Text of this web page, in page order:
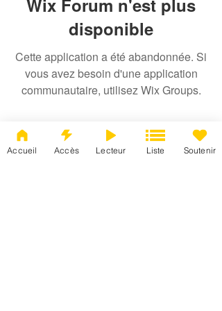
Wix Forum n'est plus
disponible
Cette application a été abandonnée. Si
vous avez besoin d'une application
communautaire, utilisez Wix Groups.
Accueil Accès Lecteur Liste Soutenir